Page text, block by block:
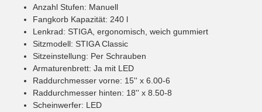
Anzahl Stufen: Manuell
Fangkorb Kapazität: 240 l
Lenkrad: STIGA, ergonomisch, weich gummiert
Sitzmodell: STIGA Classic
Sitzeinstellung: Per Schrauben
Armaturenbrett: Ja mit LED
Raddurchmesser vorne: 15'' x 6.00-6
Raddurchmesser hinten: 18'' x 8.50-8
Scheinwerfer: LED